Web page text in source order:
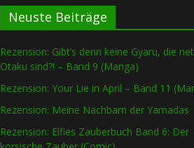
Neuste Beiträge
Rezension: Gibt’s denn keine Gyaru, die
Otaku sind?! – Band 9 (Manga)
Rezension: Your Lie in April – Band 11
Rezension: Meine Nachbarn der Yamadas
Rezension: Elfies Zauberbuch Band 6: Der